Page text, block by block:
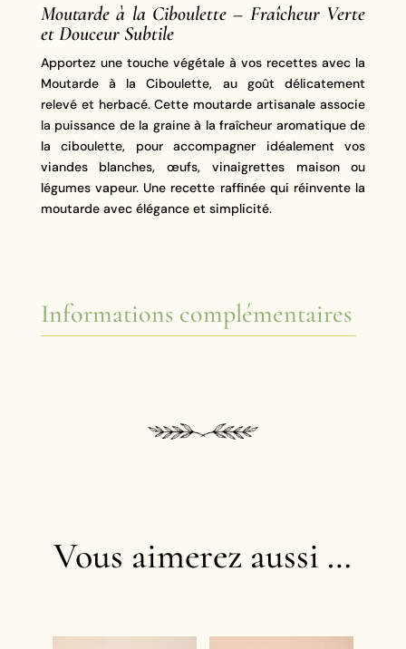
Moutarde à la Ciboulette – Fraîcheur Verte
et Douceur Subtile
Apportez une touche végétale à vos recettes avec la
Moutarde à la Ciboulette, au goût délicatement
relevé et herbacé. Cette moutarde artisanale associe
la puissance de la graine à la fraîcheur aromatique de
la ciboulette, pour accompagner idéalement vos
viandes blanches, œufs, vinaigrettes maison ou
légumes vapeur. Une recette raffinée qui réinvente la
moutarde avec élégance et simplicité.
Informations complémentaires
Vous aimerez aussi …